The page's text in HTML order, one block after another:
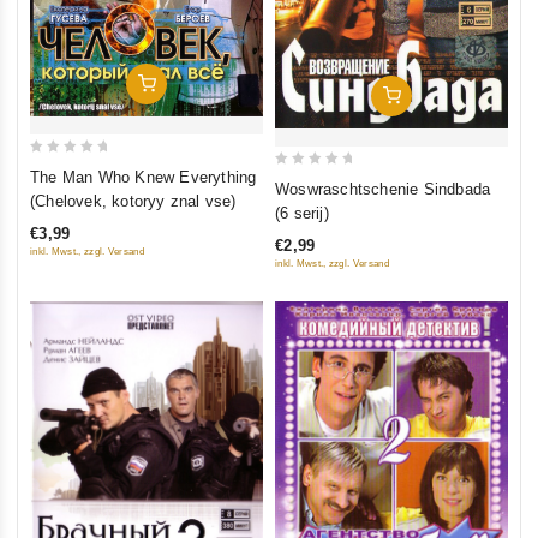
In Den Warenkorb
5
The Man Who Knew Everything
(Chelovek, kotoryy znal vse)
€3,99
inkl. Mwst., zzgl. Versand
In Den Warenkorb
5
Woswraschtschenie Sindbada
(6 serij)
€2,99
inkl. Mwst., zzgl. Versand